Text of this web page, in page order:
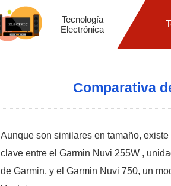
Tecnología
Electrónica
Comparativa
Aunque son similares en tamaño,
clave entre el Garmin Nuvi 255W ,
de Garmin, y el Garmin Nuvi 750, un